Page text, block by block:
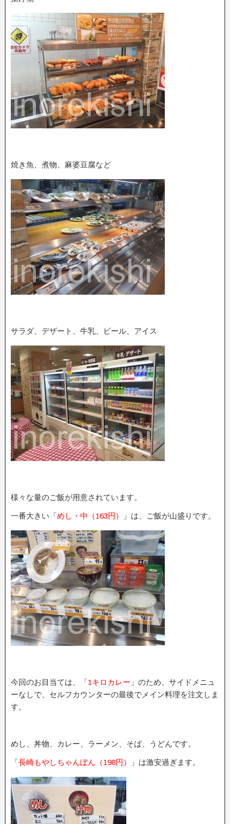
焼き魚、煮物、麻婆豆腐など
サラダ、デザート、牛乳、ビール、アイス
様々な量のご飯が用意されています。
一番大きい「めし・中（163円） 」は、ご飯が山盛りです。
今回のお目当ては、「1キロカレー 」のため、サイドメニュ
ーなしで、セルフカウンターの最後でメイン料理を注文しま
す。
めし、丼物、カレー、ラーメン、そば、うどんです。
「長崎もやしちゃんぽん（198円） 」は激安過ぎます。